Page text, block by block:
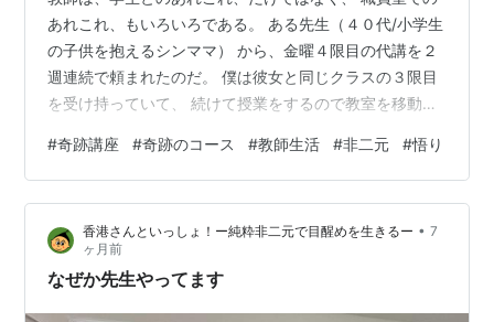
あれこれ、もいろいろである。 ある先生（４０代/小学生
の子供を抱えるシンママ） から、金曜４限目の代講を２
週連続で頼まれたのだ。 僕は彼女と同じクラスの３限目
を受け持っていて、 続けて授業をするので教室を移動す
だ。 しかし、後になって、この日は両日とも、 他に予定
が入っていたことを思い出し、 慌ててその先生に、お断
りをしにいったのだ。 「いいですよ。もう全部休講にし
ちゃいますから」 と、その先生は言った。 この先生、先
週も授業を休講にしていたので、 全部で３回授業を休講
にすることになる。 ええ…
#奇跡講座 #奇跡のコース #教師生活 #非二元 #悟り
香港さんといっしょ！ー純粋非二元で目醒めを生きるー • 7
ヶ月前
なぜか先生やってます